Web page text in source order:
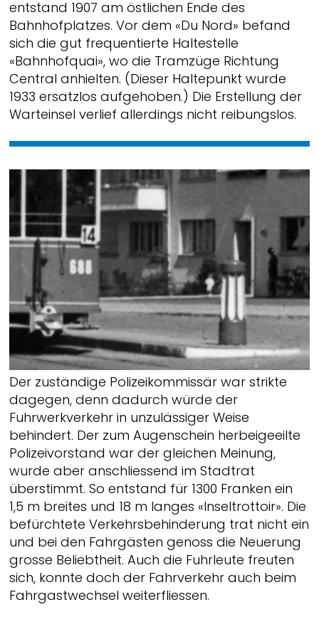
entstand 1907 am östlichen Ende des
Bahnhofplatzes. Vor dem «Du Nord» befand
sich die gut frequentierte Haltestelle
«Bahnhofquai», wo die Tramzüge Richtung
Central anhielten. (Dieser Haltepunkt wurde
1933 ersatzlos aufgehoben.) Die Erstellung der
Warteinsel verlief allerdings nicht reibungslos.
Der zuständige Polizeikommissär war strikte
dagegen, denn dadurch würde der
Fuhrwerkverkehr in unzulässiger Weise
behindert. Der zum Augenschein herbeigeeilte
Polizeivorstand war der gleichen Meinung,
wurde aber anschliessend im Stadtrat
überstimmt. So entstand für 1300 Franken ein
1,5 m breites und 18 m langes «Inseltrottoir». Die
befürchtete Verkehrsbehinderung trat nicht ein
und bei den Fahrgästen genoss die Neuerung
grosse Beliebtheit. Auch die Fuhrleute freuten
sich, konnte doch der Fahrverkehr auch beim
Fahrgastwechsel weiterfliessen.